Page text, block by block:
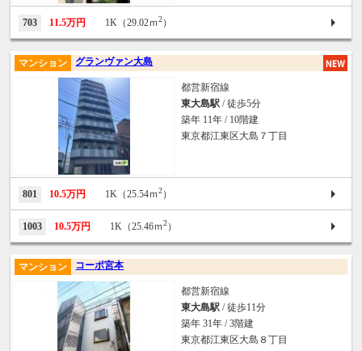
703 11.5万円 1K（29.02ｍ2）
グランヴァン大島
マンション
都営新宿線
東大島駅 / 徒歩5分
築年 11年 / 10階建
東京都江東区大島７丁目
801 10.5万円 1K（25.54ｍ2）
1003 10.5万円 1K（25.46ｍ2）
コーポ宮本
マンション
都営新宿線
東大島駅 / 徒歩11分
築年 31年 / 3階建
東京都江東区大島８丁目